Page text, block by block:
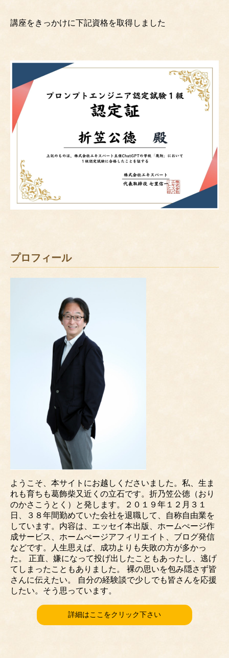
講座をきっかけに下記資格を取得しました
プロフィール
ようこそ、本サイトにお越しくださいました。私、生ま
れも育ちも葛飾柴又近くの立石です。折乃笠公徳（おり
のかさこうとく）と発します。２０１９年１２月３１
日、３８年間勤めていた会社を退職して、自称自由業を
しています。内容は、エッセイ本出版、ホームぺージ作
成サービス、ホームぺージアフィリエイト、ブログ発信
などです。人生思えば、成功よりも失敗の方が多かっ
た。 正直、嫌になって投げ出したこともあったし、逃げ
てしまったこともありました。 裸の思いを包み隠さず皆
さんに伝えたい。 自分の経験談で少しでも皆さんを応援
したい。そう思っています。
詳細はここをクリック下さい